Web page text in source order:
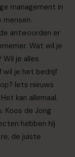
management in
antwoorden er
Wat wil je
Wil je alles
wil je het bedrijf
Iets nieuws
kan allemaal.
Koos de Jong
hebben hij
de juiste